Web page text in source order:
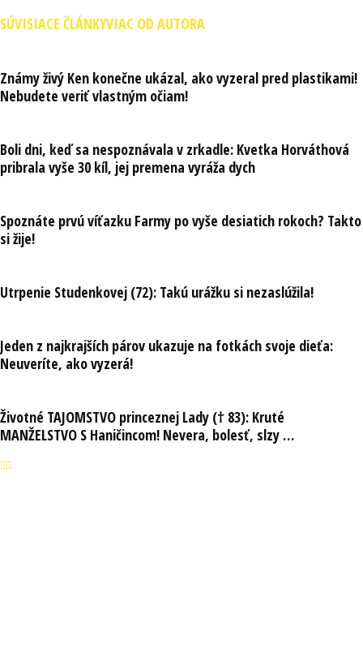
SÚVISIACE ČLÁNKYVIAC OD AUTORA
Známy živý Ken konečne ukázal, ako vyzeral pred plastikami!
Nebudete veriť vlastným očiam!
Boli dni, keď sa nespoznávala v zrkadle: Kvetka Horváthová
pribrala vyše 30 kíl, jej premena vyráža dych
Spoznáte prvú víťazku Farmy po vyše desiatich rokoch? Takto
si žije!
Utrpenie Studenkovej (72): Takú urážku si nezaslúžila!
Jeden z najkrajších párov ukazuje na fotkách svoje dieťa:
Neuveríte, ako vyzerá!
Životné TAJOMSTVO princeznej Lady († 83): Kruté
MANŽELSTVO S Haničincom! Nevera, bolesť, slzy …